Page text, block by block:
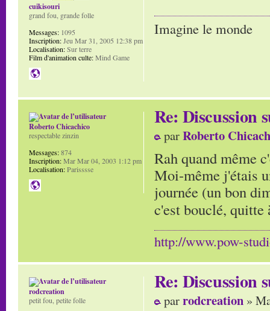
Imagine le monde
cuikisouri
grand fou, grande folle
Messages: 1095
Inscription:Jeu Mar 31, 2005 12:38 pm
Localisation:Sur terre
Film d'animation culte:Mind Game
Re: Discussion
parRoberto
Rah quand même
Moi-même j'étais
journée (un bon
c'est bouclé,
http://www.pow-
Roberto Chicachico
respectable zinzin
Messages:874
Inscription:Mar Mar 04, 2003 1:12 pm
Localisation:Parisssse
Re: Discussion
parrodcreation »
rodcreation
petit fou, petite folle